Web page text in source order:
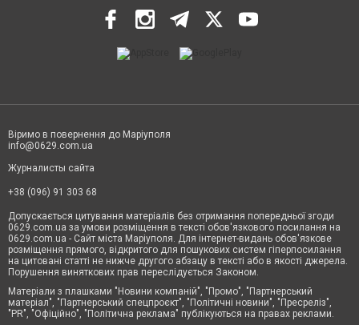
Віримо в повернення до Маріуполя
info@0629.com.ua
Журналисты сайта
+38 (096) 91 303 68
Допускається цитування матеріалів без отримання попередньої згоди
0629.com.ua за умови розміщення в тексті обов'язкового посилання на
0629.com.ua - Сайт міста Маріуполя. Для інтернет-видань обов'язкове
розміщення прямого, відкритого для пошукових систем гіперпосилання
на цитовані статті не нижче другого абзацу в тексті або в якості джерела.
Порушення виняткових прав переслідується Законом.
Матеріали з плашками "Новини компаній", "Промо", "Партнерський
матеріал", "Партнерський спецпроєкт", "Політичні новини", "Пресреліз",
"PR", "Офіційно", "Політична реклама" публікуються на правах реклами.